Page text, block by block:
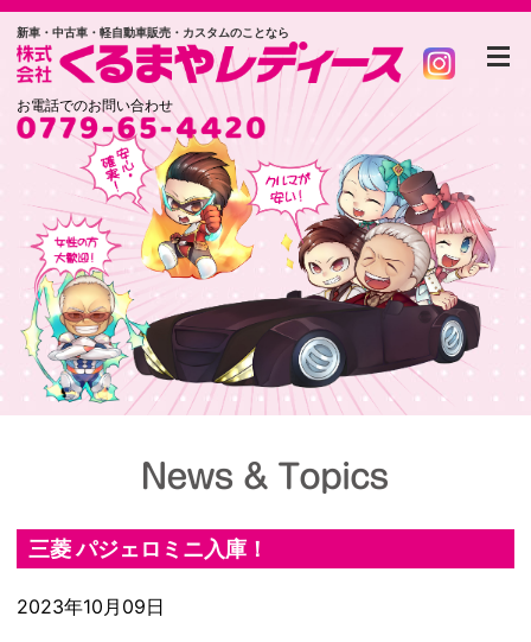
新車・中古車・軽自動車販売・カスタムのことなら
お電話でのお問い合わせ
三菱 パジェロミニ入庫！
2023年10月09日